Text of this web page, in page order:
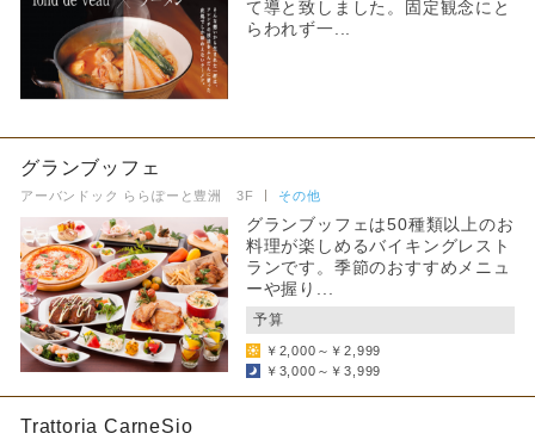
て導と致しました。固定観念にと
らわれず一...
グランブッフェ
アーバンドック ららぽーと豊洲 3F その他
グランブッフェは50種類以上のお
料理が楽しめるバイキングレスト
ランです。季節のおすすめメニュ
ーや握り...
予算
￥2,000～￥2,999
￥3,000～￥3,999
Trattoria CarneSio